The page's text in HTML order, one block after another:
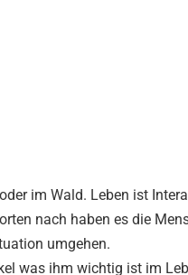
im Wald. Leben ist
nach haben es die
umgehen.
was ihm wichtig ist im